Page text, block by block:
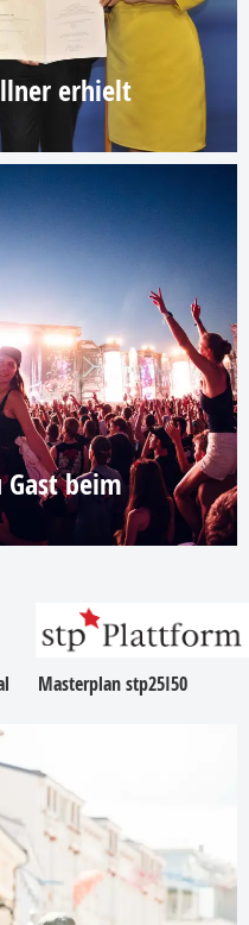
erhielt
beim
Masterplan stp25I50